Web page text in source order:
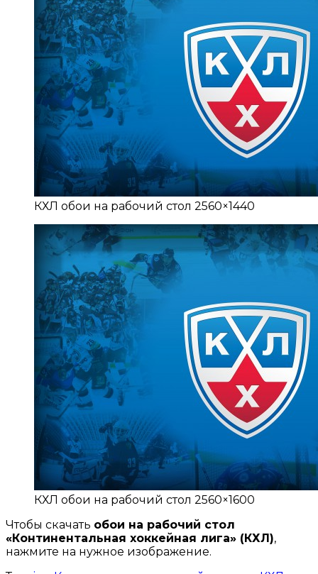
КХЛ обои на рабочий стол 2560×1440
КХЛ обои на рабочий стол 2560×1600
Чтобы скачать обои на рабочий стол
«Континентальная хоккейная лига» (КХЛ),
нажмите на нужное изображение.